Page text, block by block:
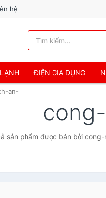
hệ
ĐIỆN GIA DỤNG
an-
sản phẩm được bán bởi